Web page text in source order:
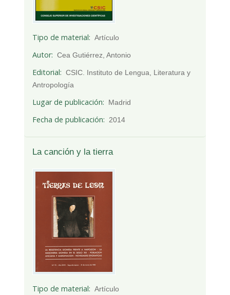
Tipo de material Artículo
Autor Cea Gutiérrez, Antonio
Editorial
CSIC. Instituto de Lengua, Literatura y
Antropología
Lugar de publicación Madrid
Fecha de publicación 2014
La canción y la tierra
Tipo de material Artículo